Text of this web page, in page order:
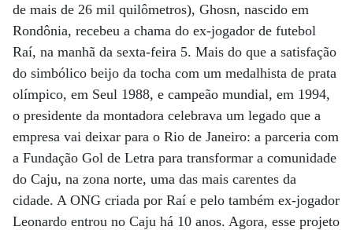
de mais de 26 mil quilômetros), Ghosn, nascido em
Rondônia, recebeu a chama do ex-jogador de futebol
Raí, na manhã da sexta-feira 5. Mais do que a satisfação
do simbólico beijo da tocha com um medalhista de prata
olímpico, em Seul 1988, e campeão mundial, em 1994,
o presidente da montadora celebrava um legado que a
empresa vai deixar para o Rio de Janeiro: a parceria com
a Fundação Gol de Letra para transformar a comunidade
do Caju, na zona norte, uma das mais carentes da
cidade. A ONG criada por Raí e pelo também ex-jogador
Leonardo entrou no Caju há 10 anos. Agora, esse projeto